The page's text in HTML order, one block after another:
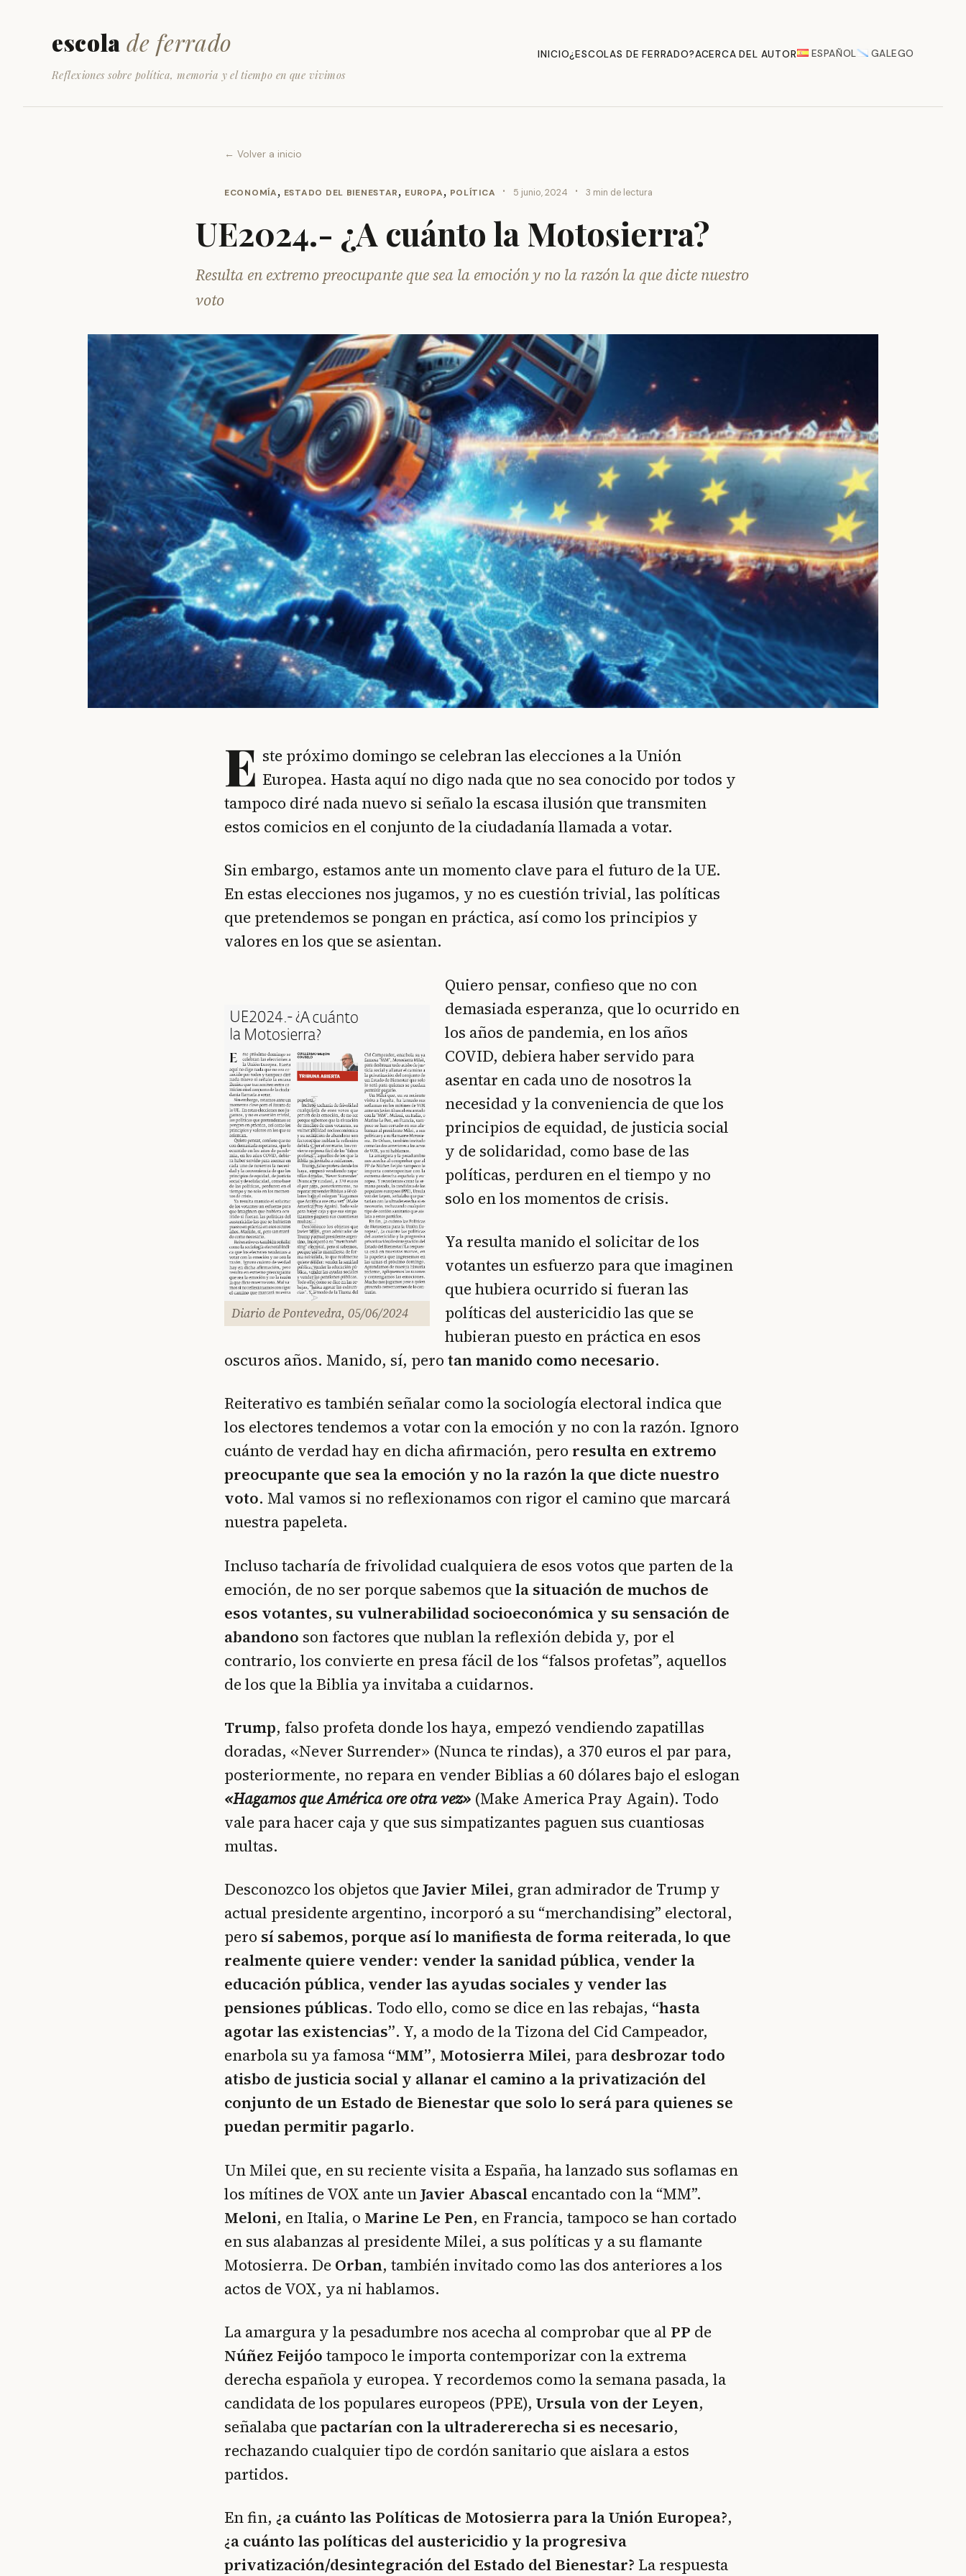
escola de ferrado
Reflexiones sobre política, memoria y el tiempo en que vivimos
INICIO¿ESCOLAS DE FERRADO?ACERCA DEL AUTOR ESPAÑOL GALEGO
← Volver a inicio
ECONOMÍA, ESTADO DEL BIENESTAR, EUROPA, POLÍTICA · 5 junio, 2024 · 3 min de lectura
UE2024.- ¿A cuánto la Motosierra?
Resulta en extremo preocupante que sea la emoción y no la razón la que dicte nuestro
voto
E ste próximo domingo se celebran las elecciones a la Unión
Europea. Hasta aquí no digo nada que no sea conocido por todos y
tampoco diré nada nuevo si señalo la escasa ilusión que transmiten
estos comicios en el conjunto de la ciudadanía llamada a votar.
Sin embargo, estamos ante un momento clave para el futuro de la UE.
En estas elecciones nos jugamos, y no es cuestión trivial, las políticas
que pretendemos se pongan en práctica, así como los principios y
valores en los que se asientan.
Diario de Pontevedra, 05/06/2024
Quiero pensar, confieso que no con
demasiada esperanza, que lo ocurrido en
los años de pandemia, en los años
COVID, debiera haber servido para
asentar en cada uno de nosotros la
necesidad y la conveniencia de que los
principios de equidad, de justicia social
y de solidaridad, como base de las
políticas, perduren en el tiempo y no
solo en los momentos de crisis.
Ya resulta manido el solicitar de los
votantes un esfuerzo para que imaginen
que hubiera ocurrido si fueran las
políticas del austericidio las que se
hubieran puesto en práctica en esos
oscuros años. Manido, sí, pero tan manido como necesario.
Reiterativo es también señalar como la sociología electoral indica que
los electores tendemos a votar con la emoción y no con la razón. Ignoro
cuánto de verdad hay en dicha afirmación, pero resulta en extremo
preocupante que sea la emoción y no la razón la que dicte nuestro
voto. Mal vamos si no reflexionamos con rigor el camino que marcará
nuestra papeleta.
Incluso tacharía de frivolidad cualquiera de esos votos que parten de la
emoción, de no ser porque sabemos que la situación de muchos de
esos votantes, su vulnerabilidad socioeconómica y su sensación de
abandono son factores que nublan la reflexión debida y, por el
contrario, los convierte en presa fácil de los “falsos profetas”, aquellos
de los que la Biblia ya invitaba a cuidarnos.
Trump, falso profeta donde los haya, empezó vendiendo zapatillas
doradas, «Never Surrender» (Nunca te rindas), a 370 euros el par para,
posteriormente, no repara en vender Biblias a 60 dólares bajo el eslogan
«Hagamos que América ore otra vez» (Make America Pray Again). Todo
vale para hacer caja y que sus simpatizantes paguen sus cuantiosas
multas.
Desconozco los objetos que Javier Milei, gran admirador de Trump y
actual presidente argentino, incorporó a su “merchandising” electoral,
pero sí sabemos, porque así lo manifiesta de forma reiterada, lo que
realmente quiere vender: vender la sanidad pública, vender la
educación pública, vender las ayudas sociales y vender las
pensiones públicas. Todo ello, como se dice en las rebajas, “hasta
agotar las existencias”. Y, a modo de la Tizona del Cid Campeador,
enarbola su ya famosa “MM”, Motosierra Milei, para desbrozar todo
atisbo de justicia social y allanar el camino a la privatización del
conjunto de un Estado de Bienestar que solo lo será para quienes se
puedan permitir pagarlo.
Un Milei que, en su reciente visita a España, ha lanzado sus soflamas en
los mítines de VOX ante unJavier Abascal encantado con la “MM”.
Meloni, en Italia, o Marine Le Pen, en Francia, tampoco se han cortado
en sus alabanzas al presidente Milei, a sus políticas y a su flamante
Motosierra. De Orban, también invitado como las dos anteriores a los
actos de VOX, ya ni hablamos.
La amargura y la pesadumbre nos acecha al comprobar que al PP de
Núñez Feijóo tampoco le importa contemporizar con la extrema
derecha española y europea. Y recordemos como la semana pasada, la
candidata de los populares europeos (PPE), Ursula von der Leyen,
señalaba que pactarían con la ultradererecha si es necesario,
rechazando cualquier tipo de cordón sanitario que aislara a estos
partidos.
En fin, ¿a cuánto las Políticas de Motosierra para la Unión Europea?,
¿a cuánto las políticas del austericidio y la progresiva
privatización/desintegración del Estado del Bienestar? La respuesta